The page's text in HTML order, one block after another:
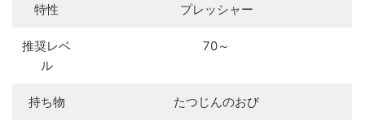
特性 プレッシャー
推奨レベ
ル
70～
持ち物 たつじんのおび